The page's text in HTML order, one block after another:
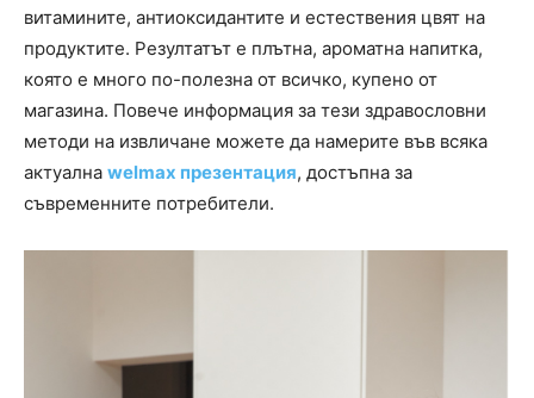
витамините, антиоксидантите и естествения цвят на
продуктите. Резултатът е плътна, ароматна напитка,
която е много по-полезна от всичко, купено от
магазина. Повече информация за тези здравословни
методи на извличане можете да намерите във всяка
актуална welmax презентация, достъпна за
съвременните потребители.